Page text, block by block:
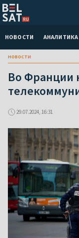
НОВОСТИ АНАЛИТИКА
новости
Во Франции
29.07.2024, 16:31